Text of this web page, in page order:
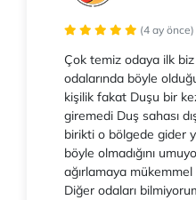
(4 ay önce)
Çok temiz odaya ilk
odalarında böyle
kişilik fakat Duşu bir
giremedi Duş sahası
birikti o bölgede gider
böyle olmadığını
ağırlamaya
Diğer odaları